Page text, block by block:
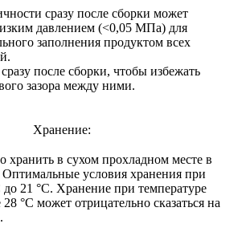
сразу после сборки может
давлением (<0,05 МПа) для
заполнения продуктом всех
после сборки, чтобы избежать
зазора между ними.
Хранение:
хранить в сухом прохладном месте в
Оптимальные условия хранения при
до 21 °C. Хранение при температуре
°C может отрицательно сказаться на